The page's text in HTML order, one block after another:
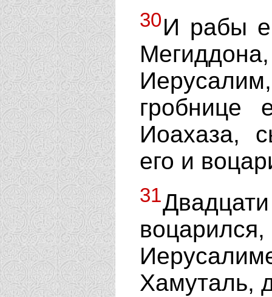
30И рабы
гробнице
Иоахаза,
его и
31
Хамуталь,